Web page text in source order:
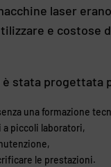
laser
e costose
è stata progettata
una formazione
a piccoli laboratori,
le prestazioni.